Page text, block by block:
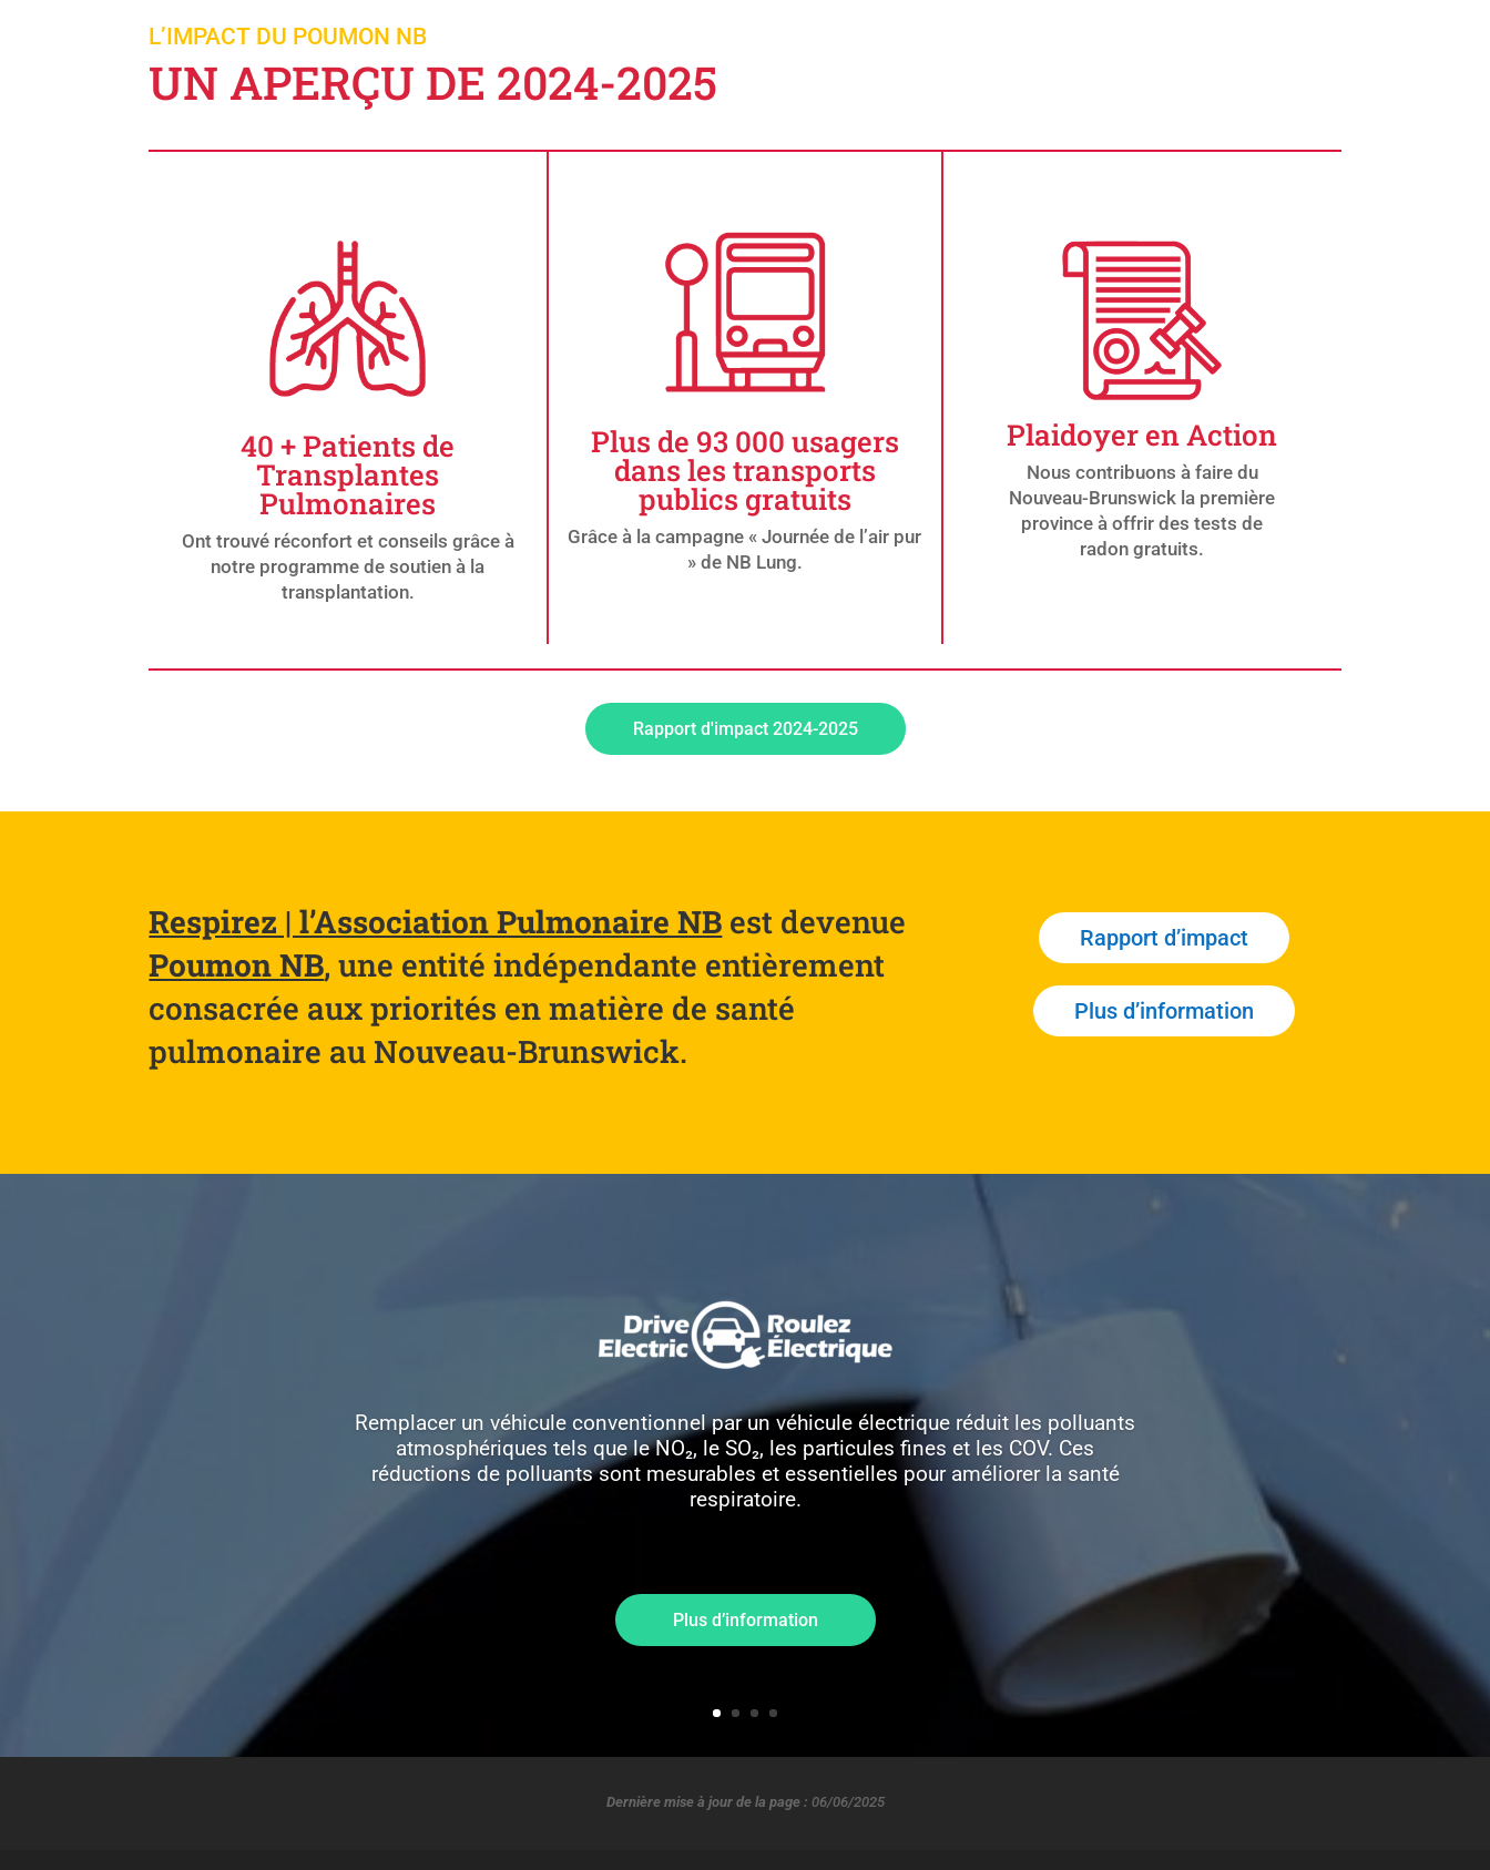
L’IMPACT DU POUMON NB
UN APERÇU DE 2024-2025
40 + Patients de
Transplantes
Pulmonaires
Ont trouvé réconfort et conseils grâce à
notre programme de soutien à la
transplantation.
Plus de 93 000 usagers
dans les transports
publics gratuits
Grâce à la campagne « Journée de l’air pur
» de NB Lung.
Plaidoyer en Action
Nous contribuons à faire du
Nouveau-Brunswick la première
province à offrir des tests de
radon gratuits.
Rapport d'impact 2024-2025
Respirez | l’Association Pulmonaire NB est devenue
Poumon NB, une entité indépendante entièrement
consacrée aux priorités en matière de santé
pulmonaire au Nouveau-Brunswick.
Rapport d’impact
Plus d’information
Remplacer un véhicule conventionnel par un véhicule électrique réduit les polluants
atmosphériques tels que le NO₂, le SO₂, les particules fines et les COV. Ces
réductions de polluants sont mesurables et essentielles pour améliorer la santé
respiratoire.
Plus d’information
Dernière mise à jour de la page : 06/06/2025